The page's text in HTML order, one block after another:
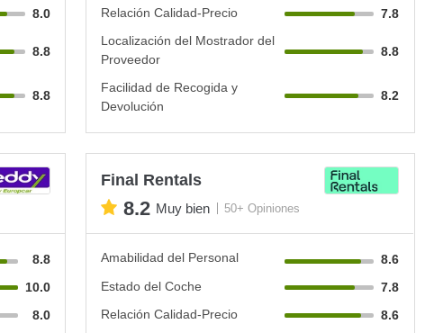
8.0
8.8
8.8
Relación Calidad-Precio
7.8
Localización del Mostrador del
Proveedor
8.8
Facilidad de Recogida y
Devolución
8.2
8.8
10.0
8.0
Final Rentals
8.2 Muy bien 50+ Opiniones
Amabilidad del Personal
8.6
Estado del Coche
7.8
Relación Calidad-Precio
8.6